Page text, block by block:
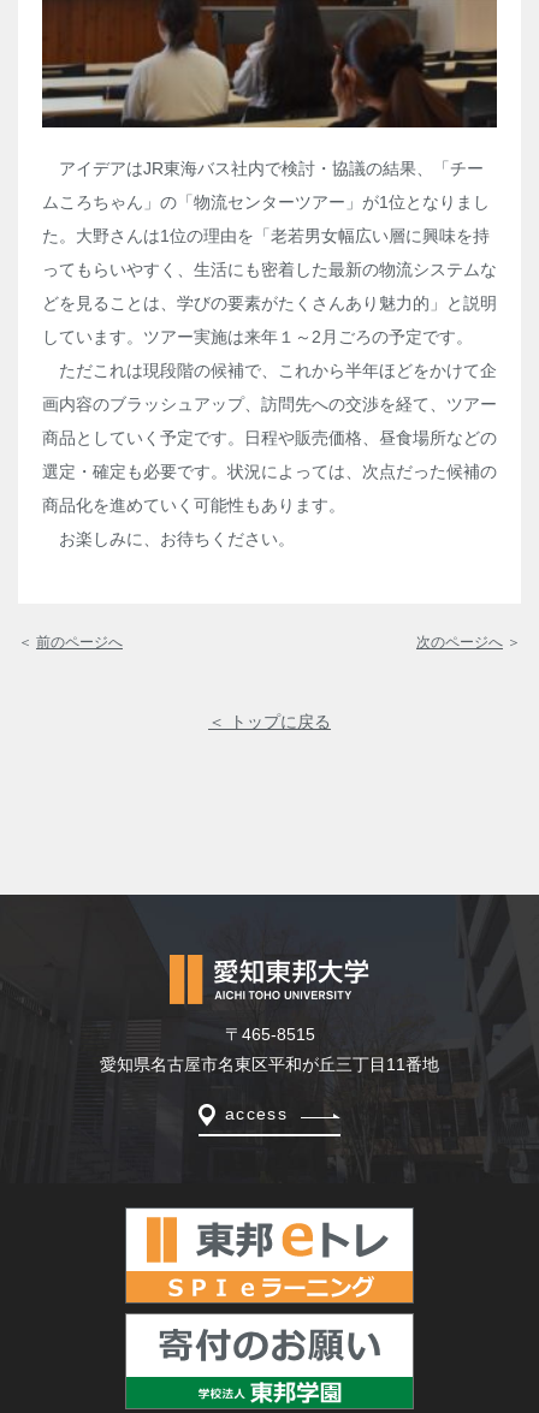
アイデアはJR東海バス社内で検討・協議の結果、「チー
ムころちゃん」の「物流センターツアー」が1位となりまし
た。大野さんは1位の理由を「老若男女幅広い層に興味を持
ってもらいやすく、生活にも密着した最新の物流システムな
どを見ることは、学びの要素がたくさんあり魅力的」と説明
しています。ツアー実施は来年１～ 2 月ごろの予定です。
ただこれは現段階の候補で、これから半年ほどをかけて企
画内容のブラッシュアップ、訪問先への交渉を経て、ツアー
商品としていく予定です。日程や販売価格、昼食場所などの
選定・確定も必要です。状況によっては、次点だった候補の
商品化を進めていく可能性もあります。
お楽しみに、お待ちください。
＜ 前のページへ 次のページへ ＞
＜ トップに戻る
〒465-8515
愛知県名古屋市名東区平和が丘三丁目11番地
access